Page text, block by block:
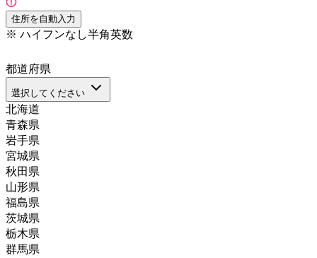
住所を自動入力
※ ハイフンなし半角英数
都道府県
選択してください
北海道
青森県
岩手県
宮城県
秋田県
山形県
福島県
茨城県
栃木県
群馬県